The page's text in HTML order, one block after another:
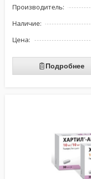
Производитель:
Наличие:
Цена:
Подробнее